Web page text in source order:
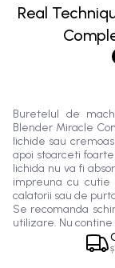
Real
Buretelul de
Blender Miracle
lichide sau
apoi stoarceti
lichida nu va fi
impreuna cu
calatorii sau de
Se recomanda
utilizare. Nu contine